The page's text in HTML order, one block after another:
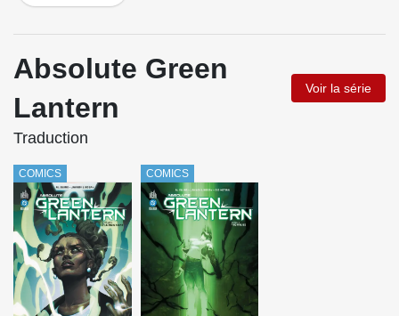
Absolute Green
Lantern
Voir la série
Traduction
COMICS COMICS